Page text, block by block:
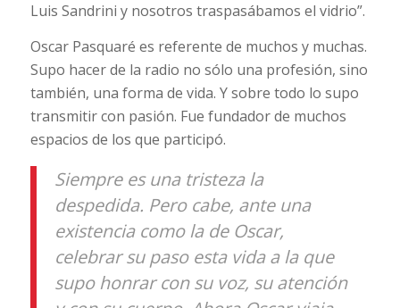
Luis Sandrini y nosotros traspasábamos el vidrio”.
Oscar Pasquaré es referente de muchos y muchas.
Supo hacer de la radio no sólo una profesión, sino
también, una forma de vida. Y sobre todo lo supo
transmitir con pasión. Fue fundador de muchos
espacios de los que participó.
Siempre es una tristeza la
despedida. Pero cabe, ante una
existencia como la de Oscar,
celebrar su paso esta vida a la que
supo honrar con su voz, su atención